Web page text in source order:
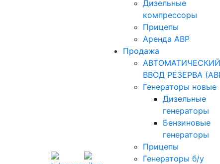
Дизельные
компрессоры
Прицепы
Аренда АВР
Продажа
АВТОМАТИЧЕСКИЙ
ВВОД РЕЗЕРВА
Генераторы новые
Дизельные
генераторы
Бензиновые
генераторы
Прицепы
Генераторы б/у